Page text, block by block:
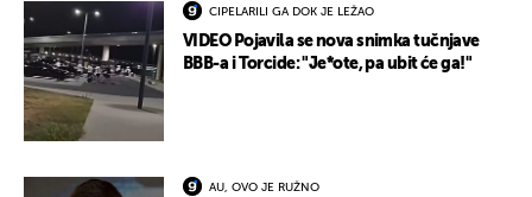
CIPELARILI GA DOK JE LEŽAO
VIDEO Pojavila se nova snimka tučnjave
BBB-a i Torcide: "Je*ote, pa ubit će ga!"
AU, OVO JE RUŽNO